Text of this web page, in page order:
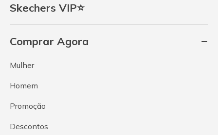
Skechers VIP⭐
Comprar Agora
Mulher
Homem
Promoção
Descontos